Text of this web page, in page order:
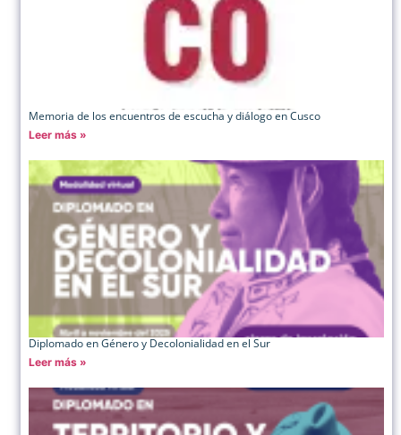
Memoria de los encuentros de escucha y diálogo en Cusco
Leer más »
Diplomado en Género y Decolonialidad en el Sur
Leer más »